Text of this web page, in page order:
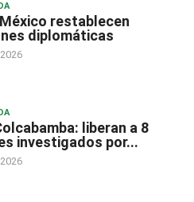
restablecen
diplomáticas
liberan a 8
investigados por...